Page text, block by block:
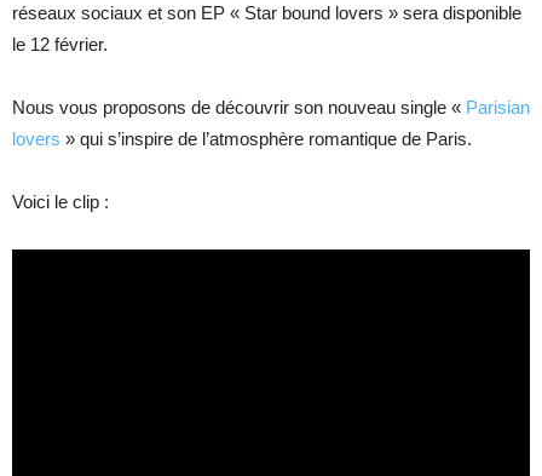
réseaux sociaux et son EP « Star bound lovers » sera disponible
le 12 février.
Nous vous proposons de découvrir son nouveau single « Parisian
lovers » qui s’inspire de l’atmosphère romantique de Paris.
Voici le clip :